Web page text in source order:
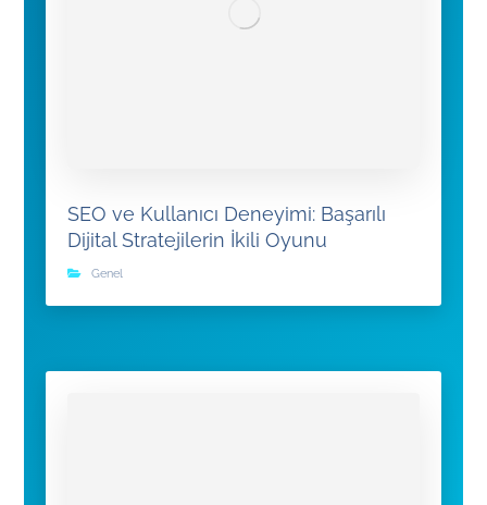
SEO ve Kullanıcı Deneyimi: Başarılı
Dijital Stratejilerin İkili Oyunu
Genel